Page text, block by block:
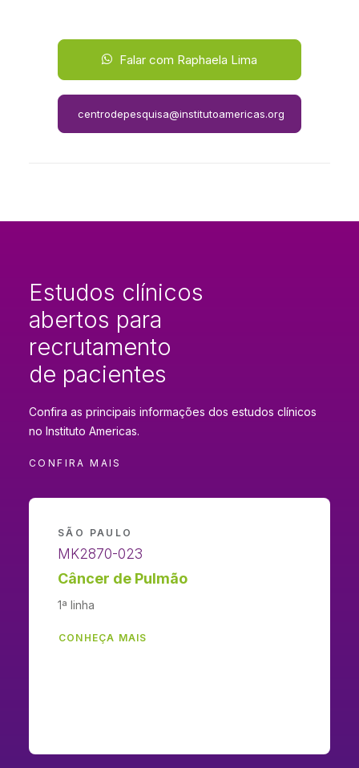
Falar com Raphaela Lima
centrodepesquisa@institutoamericas.org
Estudos clínicos
abertos para
recrutamento
de pacientes
Confira as principais informações dos estudos clínicos
no Instituto Americas.
CONFIRA MAIS
SÃO PAULO
MK2870-023
Câncer de Pulmão
1ª linha
CONHEÇA MAIS